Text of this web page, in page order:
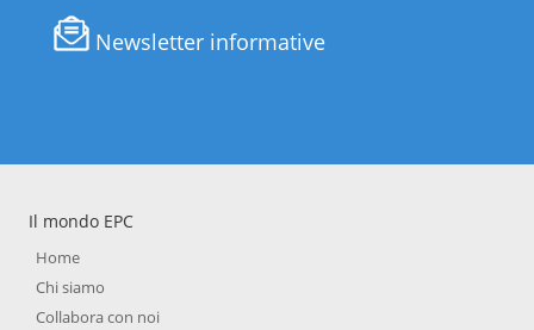
Newsletter informative
Il mondo EPC
Home
Chi siamo
Collabora con noi